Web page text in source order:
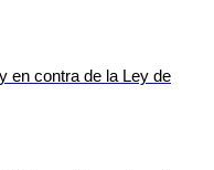
en contra de la Ley de